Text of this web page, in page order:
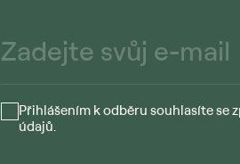
Přihlášením k odběru souhlasíte se
údajů.